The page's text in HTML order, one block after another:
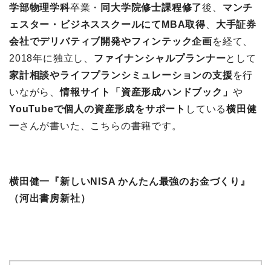
学部物理学科卒業・ 同大学院修士課程修了後、 マンチ
ェスター・ビジネススクールにてMBA取得
大手証券
会社でデリバティブ開発やフィンテック企画を経て、
2018年に独立し、 ファイナンシャルプランナーとして
家計相談やライフプランシミュレーションの支援を行
いながら、情報サイト「資産形成ハンドブック」 や
YouTubeで個人の資産形成をサポート している横田健
一さんが書いた、こちらの書籍です。
横田健一『新しいNISA かんたん最強のお金づくり』
（河出書房新社）